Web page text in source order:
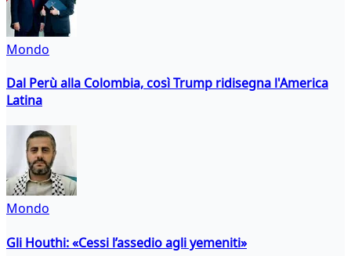
Mondo
Dal Perù alla Colombia, così Trump ridisegna l'America
Latina
Mondo
Gli Houthi: «Cessi l’assedio agli yemeniti»